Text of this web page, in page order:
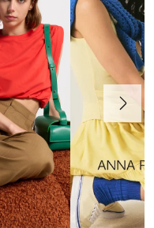
Næste